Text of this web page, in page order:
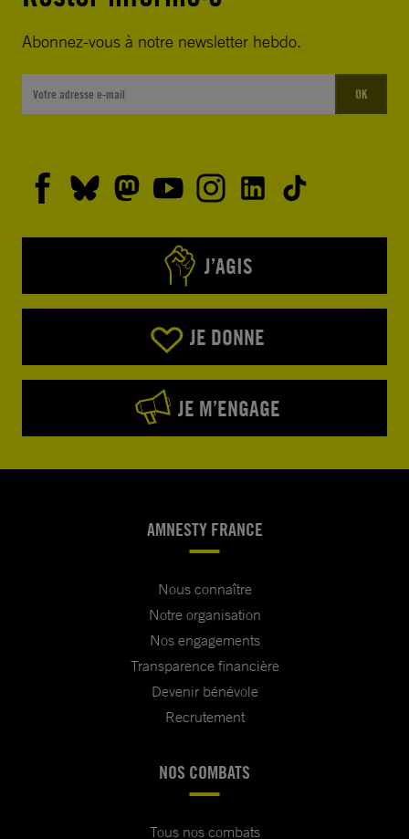
Abonnez-vous à notre newsletter hebdo.
OK
J’AGIS
JE DONNE
JE M’ENGAGE
AMNESTY FRANCE
Nous connaître
Notre organisation
Nos engagements
Transparence financière
Devenir bénévole
Recrutement
NOS COMBATS
Tous nos combats